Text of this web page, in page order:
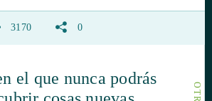
3170 0
el que nunca podrás